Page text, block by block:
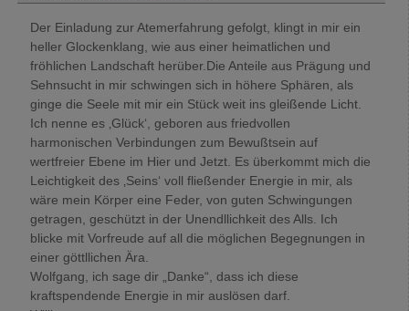
Der Einladung zur Atemerfahrung gefolgt, klingt in mir ein
heller Glockenklang, wie aus einer heimatlichen und
fröhlichen Landschaft herüber.Die Anteile aus Prägung und
Sehnsucht in mir schwingen sich in höhere Sphären, als
ginge die Seele mit mir ein Stück weit ins gleißende Licht.
Ich nenne es ‚Glück‘, geboren aus friedvollen
harmonischen Verbindungen zum Bewußtsein auf
wertfreier Ebene im Hier und Jetzt. Es überkommt mich die
Leichtigkeit des ‚Seins‘ voll fließender Energie in mir, als
wäre mein Körper eine Feder, von guten Schwingungen
getragen, geschützt in der Unendllichkeit des Alls. Ich
blicke mit Vorfreude auf all die möglichen Begegnungen in
einer göttllichen Ära.
Wolfgang, ich sage dir „Danke“, dass ich diese
kraftspendende Energie in mir auslösen darf.